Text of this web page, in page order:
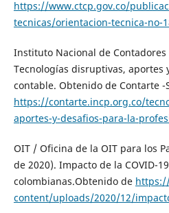
https://www.ctcp.gov.co/
tecnicas/orientacion-tecnica-no-
Instituto Nacional de Contadores
Tecnologías disruptivas, aportes
contable. Obtenido de Contarte -
https://contarte.incp.org.co/
aportes-y-desafios-para-la-
OIT / Oficina de la OIT para los
de 2020). Impacto de la COVID-
colombianas.Obtenido de
content/uploads/2020/12/